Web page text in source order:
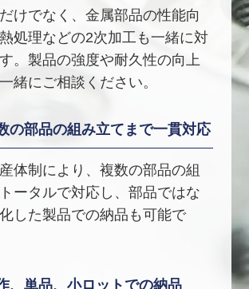
けでなく、金属部品の性能向
熱処理などの2次加工も一緒に対
。製品の強度や耐久性の向上
緒にご相談ください。
の部品の組み立てまで一貫対応
体制により、複数の部品の組
ータルで対応し、部品ではな
した製品での納品も可能で
、単品、小ロットでの納品